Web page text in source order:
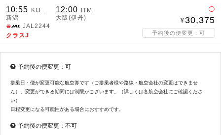
10:55
KIJ
新潟
― 12:00
ITM
大阪(伊丹)
JAL2244
クラスJ
◯
30,375
予約後の便変更：可
予約後の便変更：可
搭乗日・便が変更可能な航空券です（ご搭乗者様や路線・航空会社の変更はできませ
ん）。変更ができる期間には制限がございます。（詳しくは各航空会社にご確認くださ
い）
日程変更になる可能性がある場合におすすめです。
予約後の便変更：不可